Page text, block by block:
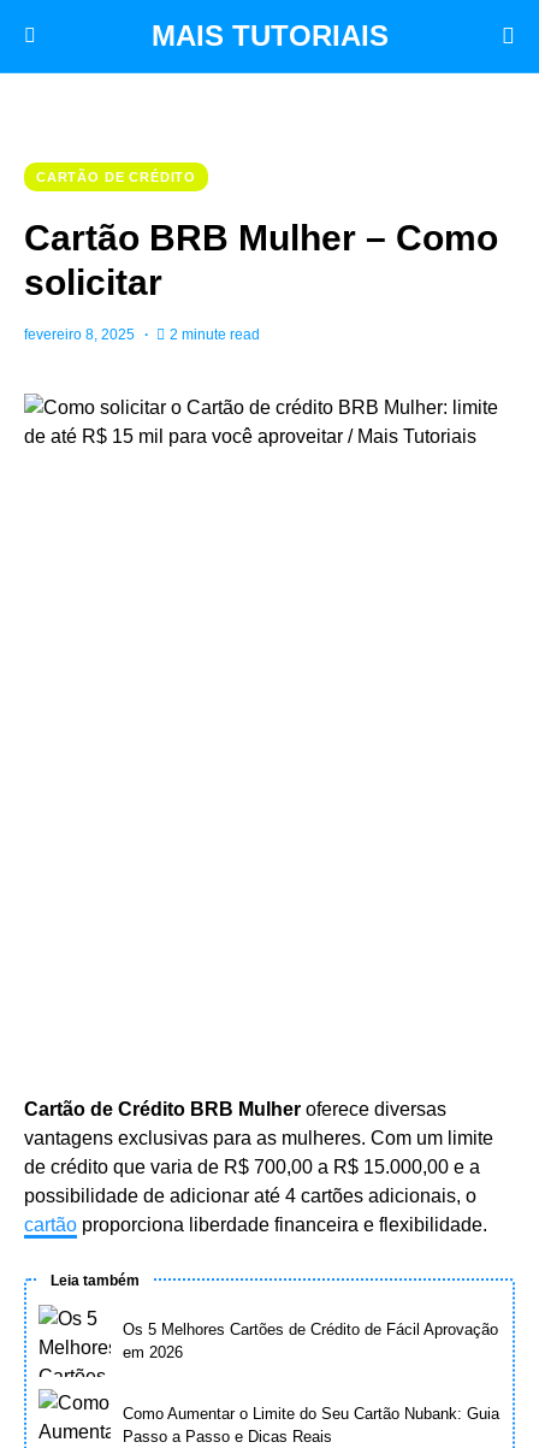
MAIS TUTORIAIS
CARTÃO DE CRÉDITO
Cartão BRB Mulher – Como
solicitar
fevereiro 8, 2025 2 minute read
Cartão de Crédito BRB Mulher oferece diversas
vantagens exclusivas para as mulheres. Com um limite
de crédito que varia de R$ 700,00 a R$ 15.000,00 e a
possibilidade de adicionar até 4 cartões adicionais, o
cartão proporciona liberdade financeira e flexibilidade.
Leia também
Os 5 Melhores Cartões de Crédito de Fácil Aprovação
em 2026
Como Aumentar o Limite do Seu Cartão Nubank: Guia
Passo a Passo e Dicas Reais